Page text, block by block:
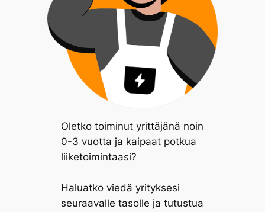
Oletko toiminut yrittäjänä noin
0-3 vuotta ja kaipaat potkua
liiketoimintaasi?
Haluatko viedä yrityksesi
seuraavalle tasolle ja tutustua